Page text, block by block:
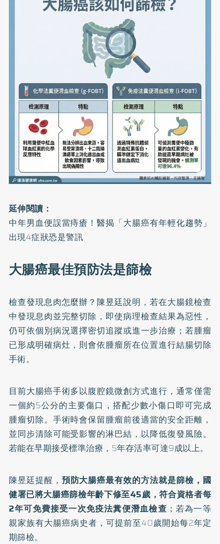
延伸閱讀：
中年男血便誤當痔瘡！醫揭「大腸癌有年輕化趨勢」
出現4症狀恐是警訊
大腸癌最佳預防法是篩檢
檢查發現息肉怎麼辦？陳昱廷說明，若在大腸鏡檢查
中發現息肉並完整切除，即使病理檢查結果為惡性，
仍可依個別病況選擇密切追蹤或進一步治療；若腫瘤
已形成明確病灶，則會依腫瘤所在位置進行結腸切除
手術。
目前大腸癌手術多以腹腔鏡微創方式進行，通常僅需
一個約5公分的主要傷口，搭配少數小傷口即可完成
腫瘤切除。手術時會保留腫瘤前後適當的安全距離，
並同步清除可能受影響的淋巴結，以降低復發風險。
若能在早期接受標準治療，5年存活率可達9成以上。
陳昱廷提醒， 預防大腸癌最有效的方法就是篩檢，國
健署已將大腸癌篩檢年齡下修至45歲，符合資格者每
2年可免費接受一次免疫法糞便潛血檢查 ；若為一等
親家族有大腸癌病史者，可提前至40歲開始每2年定
期篩檢。